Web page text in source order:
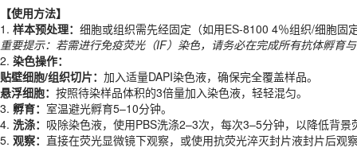
重要提示：若需进行免疫荧光（IF）染色，请务必在完成所有抗体孵育
2. 染色操作：
贴壁细胞/组织切片：加入适量DAPI染色液，确保完全覆盖样品。
悬浮细胞：按照待染样品体积的3倍量加入染色液，轻轻混匀。
3.孵育：室温避光孵育5–10分钟。
4.洗涤：吸除染色液，使用PBS洗涤2–3次，每次3–5分钟，以降低背景
5. 观察： 直接在荧光显微镜下观察，或使用抗荧光淬灭封片液封片后
【注意事项】
【使用方法】
1. 样本预处理： 细胞或组织需先经固定（如用ES-8100 4％组织/细胞固
重要提示：若需进行免疫荧光（IF）染色，请务必在完成所有抗体孵育
2. 染色操作：
贴壁细胞/组织切片： 加入适量DAPI染色液，确保完全覆盖样品。
悬浮细胞： 按照待染样品体积的3倍量加入染色液，轻轻混匀。
3. 孵育： 室温避光孵育5–10分钟。
4. 洗涤： 吸除染色液，使用PBS洗涤2–3次，每次3–5分钟，以降低背景
5. 观察： 直接在荧光显微镜下观察，或使用抗荧光淬灭封片液封片后